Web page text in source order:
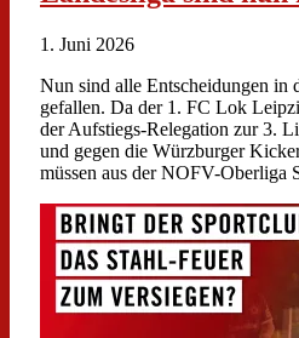
1. Juni 2026
Nun sind alle Entscheidungen in
gefallen. Da der 1. FC Lok
der Aufstiegs-Relegation zur 3.
und gegen die Würzburger
müssen aus der NOFV-Oberliga